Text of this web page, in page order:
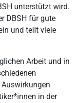
unterstützt wird.
DBSH für gute
und teilt viele
Arbeit und in
in der